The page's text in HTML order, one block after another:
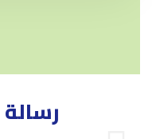
رسالة